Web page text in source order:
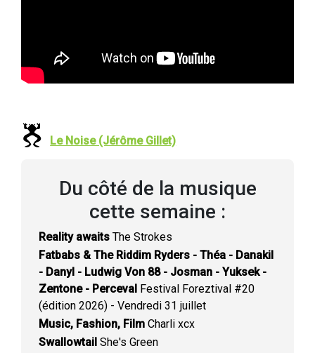
Le Noise (Jérôme Gillet)
Du côté de la musique
cette semaine :
Reality awaits The Strokes
Fatbabs & The Riddim Ryders - Théa - Danakil
- Danyl - Ludwig Von 88 - Josman - Yuksek -
Zentone - Perceval Festival Foreztival #20
(édition 2026) - Vendredi 31 juillet
Music, Fashion, Film Charli xcx
Swallowtail She's Green